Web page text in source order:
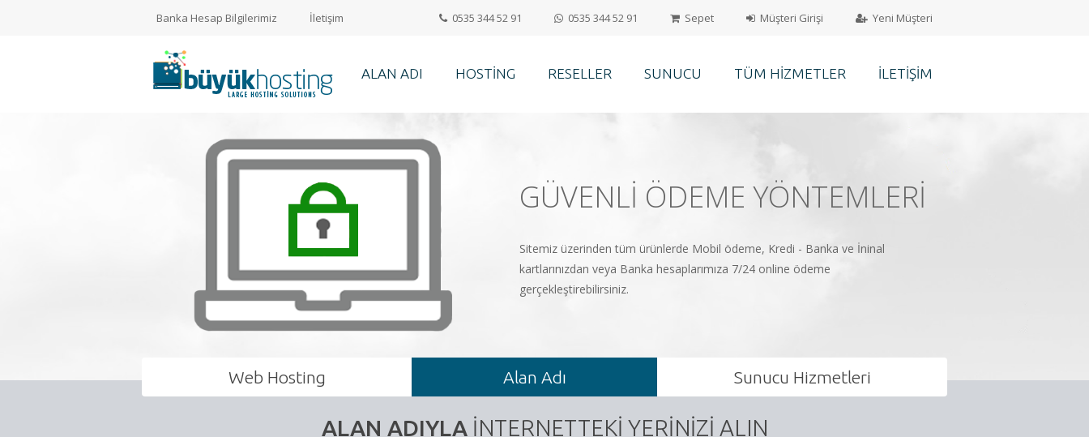
Banka Hesap Bilgilerimiz İletişim 0535 344 52 91 0535 344 52 91 Sepet Müşteri Girişi Yeni Müşteri
ALAN ADI HOSTING RESELLER SUNUCU TÜM HIZMETLER İLETIŞIM
Müşteri
GÜVENLI ÖDEME YÖNTEMLERI
Sitemiz üzerinden tüm ürünlerde Mobil ödeme, Kredi - Banka ve İninal
kartlarınızdan veya Banka hesaplarımıza 7/24 online ödeme
gerçekleştirebilirsiniz.
Web Hosting Alan Adı Sunucu Hizmetleri
ALAN ADIYLA İNTERNETTEKI YERINIZI ALIN